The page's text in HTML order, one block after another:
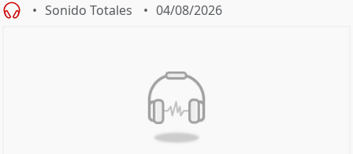
Sonido Totales 04/08/2026